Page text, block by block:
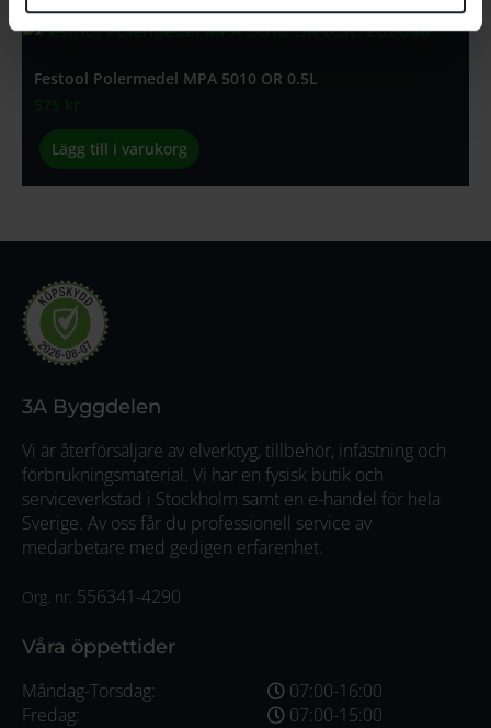
Festool Polermedel MPA 5010 OR 0.5L
575 kr
Lägg till i varukorg
3A Byggdelen
Vi är återförsäljare av elverktyg, tillbehör, infästning och
förbrukningsmaterial. Vi har en fysisk butik och
serviceverkstad i Stockholm samt en e-handel för hela
Sverige. Av oss får du professionell service av
medarbetare med gedigen erfarenhet.
Org. nr: 556341-4290
Våra öppettider
Måndag-Torsdag:
Fredag:
07:00-16:00
07:00-15:00